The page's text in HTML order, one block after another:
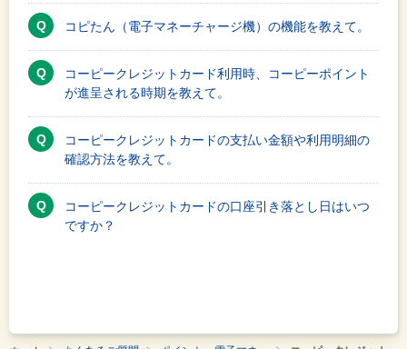
コピたん（電子マネーチャージ機）の機能を教えて。
コーピークレジットカード利用時、コーピーポイント
が進呈される時期を教えて。
コーピークレジットカードの支払い金額や利用明細の
確認方法を教えて。
コーピークレジットカードの口座引き落とし日はいつ
ですか？